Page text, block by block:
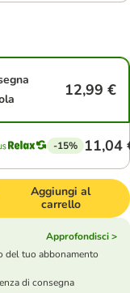
12,99 €
-15% 11,04
Aggiungi al
carrello
Approfondisci >
del tuo abbonamento
di consegna